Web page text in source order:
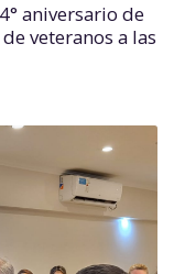
aniversario de
veteranos a las